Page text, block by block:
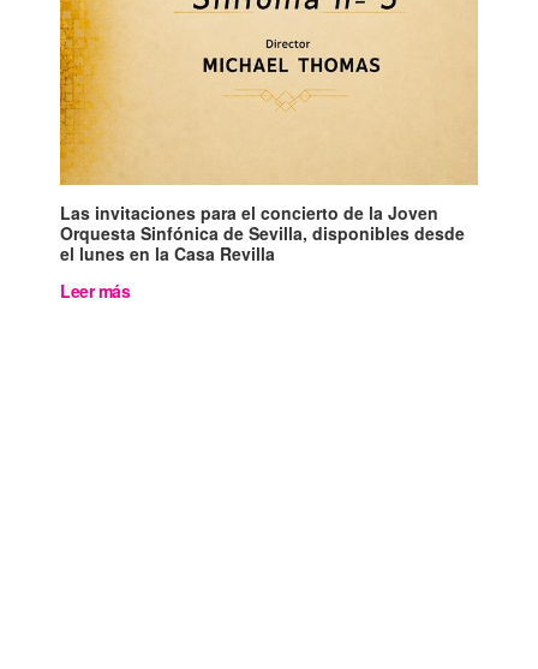
Las invitaciones para el concierto de la Joven
Orquesta Sinfónica de Sevilla, disponibles desde
el lunes en la Casa Revilla
Leer más